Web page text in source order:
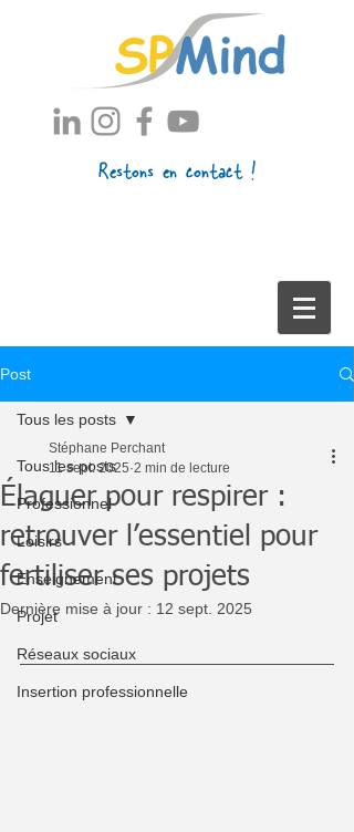
Restons en contact !
Post
Tous les posts
Professionnel
Loisirs
Enseignement
Projet
Réseaux sociaux
Insertion professionnelle
Tous les posts
Élaguer pour respirer :
retrouver l’essentiel pour
fertiliser ses projets
Stéphane Perchant
11 sept. 2025 2 min de lecture
Dernière mise à jour : 12 sept. 2025